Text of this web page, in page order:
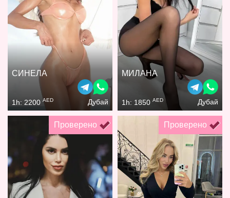
СИНЕЛА
1h: 2200 AED Дубай
МИЛАНА
1h: 1850 AED Дубай
Проверено Проверено